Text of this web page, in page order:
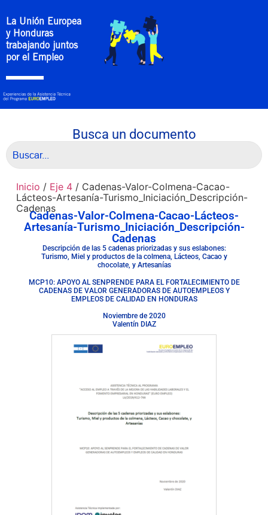
La Unión Europea
y Honduras
trabajando juntos
por el Empleo
Busca un documento
Inicio / Eje 4/ Cadenas-Valor-Colmena-Cacao-
Lácteos-Artesanía-Turismo_Iniciación_Descripción-
Cadenas
Cadenas-Valor-Colmena-Cacao-Lácteos-
Artesanía-Turismo_Iniciación_Descripción-
Cadenas
Descripción de las 5 cadenas priorizadas y sus eslabones:
Turismo, Miel y productos de la colmena, Lácteos, Cacao y
chocolate, y Artesanías
MCP10: APOYO AL SENPRENDE PARA EL FORTALECIMIENTO DE
CADENAS DE VALOR GENERADORAS DE AUTOEMPLEOS Y
EMPLEOS DE CALIDAD EN HONDURAS
Noviembre de 2020
Valentín DIAZ